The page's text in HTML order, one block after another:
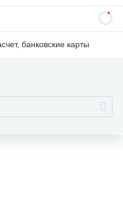
банковские карты